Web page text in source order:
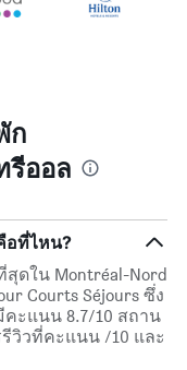
ก
รีออล
อที่ไหน?
ดใน Montréal-Nord
Courts Séjours ซึ่ง
คะแนน 8.7/10 สถาน
วิวที่คะแนน /10 และ